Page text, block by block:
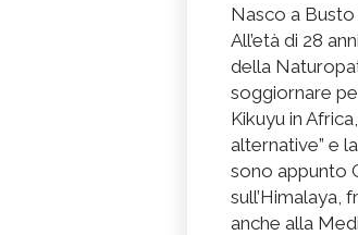
Nasco a
All’età di 28
della
soggiornare
Kikuyu in
alternative” e
sono appunto
sull’Himalaya,
anche alla